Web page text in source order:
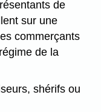
de
sur une
commerçants
de la
shérifs ou